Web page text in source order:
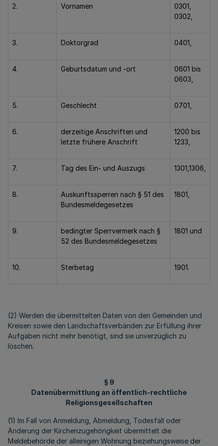
2. Vornamen
0301,
0302,
3. Doktorgrad 0401,
4. Geburtsdatum und -ort
0601 bis
0603,
5. Geschlecht 0701,
6.
derzeitige Anschriften und
letzte frühere Anschrift
1200 bis
1233,
7. Tag des Ein- und Auszugs 1301,1306,
8.
Auskunftssperren nach § 51 des
Bundesmeldegesetzes
1801,
9.
bedingter Sperrvermerk nach §
52 des Bundesmeldegesetzes
1801 und
10. Sterbetag 1901.
(2) Werden die übermittelten Daten von den Gemeinden und
Kreisen sowie den Landschaftsverbänden zur Erfüllung ihrer
Aufgaben nicht mehr benötigt, sind sie unverzüglich zu
löschen.
§ 9
Datenübermittlung an öffentlich-rechtliche
Religionsgesellschaften
(1) Im Fall von Anmeldung, Abmeldung, Todesfall oder
Änderung der Kirchenzugehörigkeit übermittelt die
Meldebehörde der alleinigen Wohnung beziehungsweise der